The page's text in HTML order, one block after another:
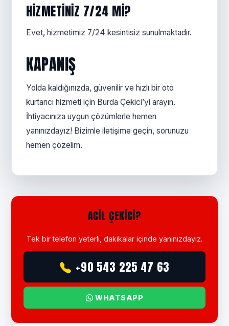
HIZMETINIZ 7/24 MI?
Evet, hizmetimiz 7/24 kesintisiz sunulmaktadır.
KAPANIŞ
Yolda kaldığınızda, güvenilir ve hızlı bir oto
kurtarıcı hizmeti için Burda Çekici’yi arayın.
İhtiyacınıza uygun çözümlerle hemen
yanınızdayız! Bizimle iletişime geçin, sorunuzu
hemen çözelim.
ACIL ÇEKICI?
Tek bir telefon yeterli, dakikalar içinde yanınızdayız.
+90 543 225 47 63
WHATSAPP